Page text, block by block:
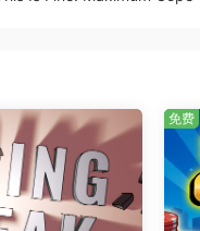
，探索危险地下城获取
免费